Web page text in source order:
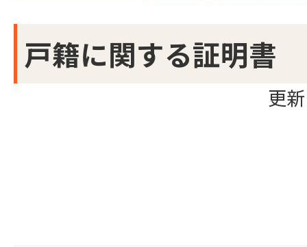
戸籍に関する証明書
更